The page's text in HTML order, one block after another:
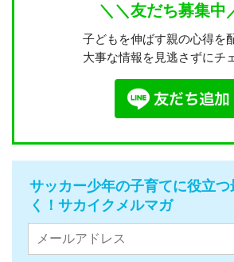
＼＼友だち募集中
子どもを伸ばす親の心得を
大事な情報を見逃さずにチ
サッカー少年の子育てに役立つ
く！サカイクメルマガ